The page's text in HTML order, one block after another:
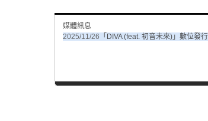
媒體訊息
2025/11/26 「DIVA (feat. 初音未來)」數位發